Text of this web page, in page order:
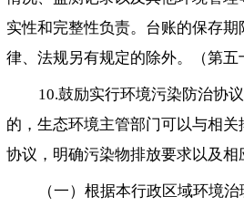
实性和完整性负责。台账的保存
律、法规另有规定的除外。（第五
10.鼓励实行环境污染防治协
的，生态环境主管部门可以与相
协议，明确污染物排放要求以及相
（一）根据本行政区域环境